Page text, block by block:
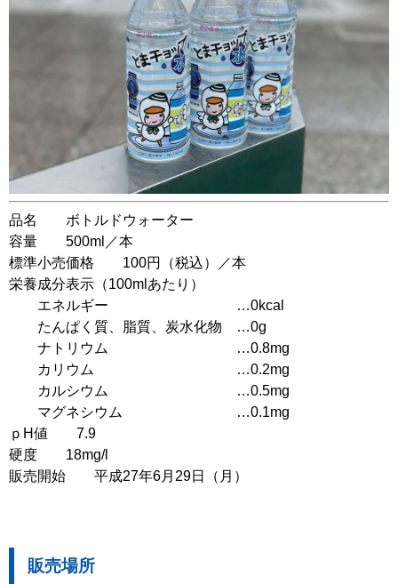
品名 ボトルドウォーター
容量 500ml／本
標準小売価格 100円（税込）／本
栄養成分表示（100mlあたり）
エネルギー …0kcal
たんぱく質、脂質、炭水化物 …0g
ナトリウム …0.8mg
カリウム …0.2mg
カルシウム …0.5mg
マグネシウム …0.1mg
ｐH値 7.9
硬度 18mg/l
販売開始 平成27年6月29日（月）
販売場所